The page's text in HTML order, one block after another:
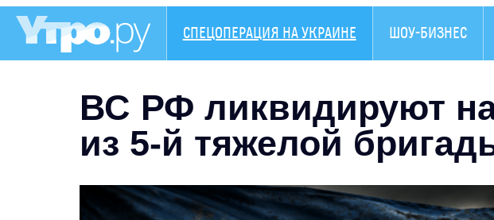
СПЕЦОПЕРАЦИЯ НА УКРАИНЕ ШОУ-БИЗНЕС
ВС РФ ликвидируют
из 5-й тяжелой